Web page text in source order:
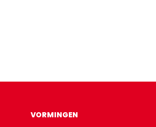
VORMINGEN